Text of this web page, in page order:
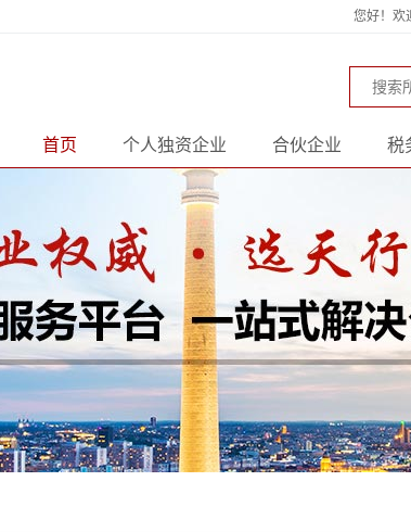
您好！欢
税
合伙企业
个人独资企业
首页